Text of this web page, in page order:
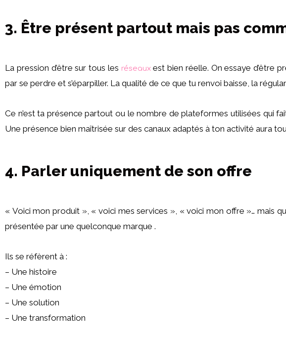
3. Être présent partout mais pas
La pression d’être sur tous les réseauxest bien réelle. On essaye d’être
par se perdre et s’éparpiller. La qualité de ce que tu renvoi baisse, la
Ce n’est ta présence partout ou le nombre de plateformes utilisées qui
Une présence bien maîtrisée sur des canaux adaptés à ton activité aura
4. Parler uniquement de son offre
« Voici mon produit », « voici mes services », « voici mon offre »… mais
présentée par une quelconque marque .
Ils se réfèrent à :
– Une histoire
– Une émotion
– Une solution
– Une transformation